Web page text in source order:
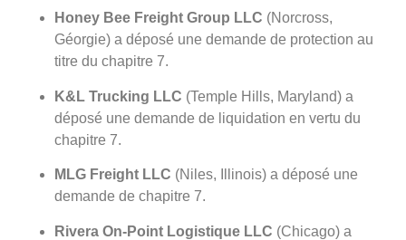
Honey Bee Freight Group LLC (Norcross,
Géorgie) a déposé une demande de protection au
titre du chapitre 7.
K&L Trucking LLC (Temple Hills, Maryland) a
déposé une demande de liquidation en vertu du
chapitre 7.
MLG Freight LLC (Niles, Illinois) a déposé une
demande de chapitre 7.
Rivera On-Point Logistique LLC (Chicago) a